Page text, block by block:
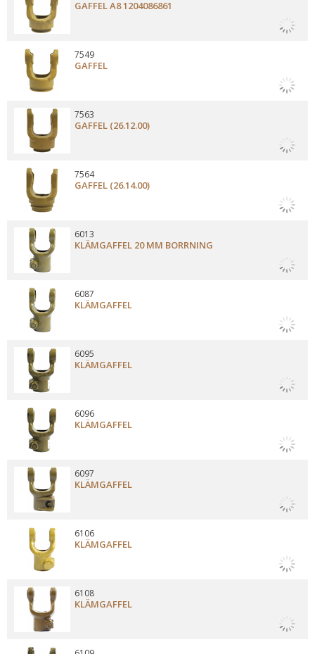
GAFFEL A8 1204086861
GAFFEL
7549
GAFFEL (26.12.00)
7563
GAFFEL (26.14.00)
7564
KLÄMGAFFEL 20 MM BORRNING
6013
KLÄMGAFFEL
6087
KLÄMGAFFEL
6095
KLÄMGAFFEL
6096
KLÄMGAFFEL
6097
KLÄMGAFFEL
6106
KLÄMGAFFEL
6108